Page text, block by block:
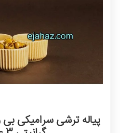
پیاله ترشی سرامیکی